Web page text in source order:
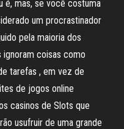
é, mas, se você costuma
um procrastinador
pela maioria dos
coisas como
tarefas , em vez de
de jogos online
casinos de Slots que
usufruir de uma grande